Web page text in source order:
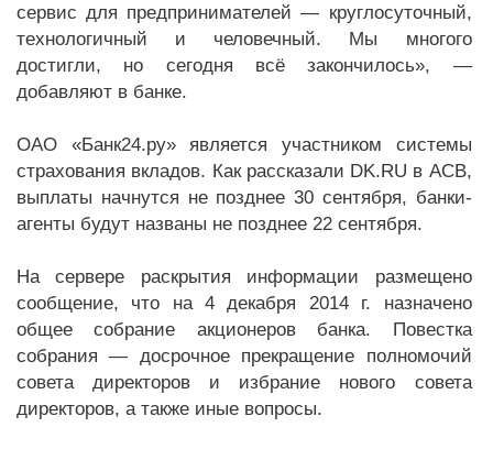
сервис для предпринимателей — круглосуточный,
технологичный и человечный. Мы многого
достигли, но сегодня всё закончилось», —
добавляют в банке.
ОАО «Банк24.ру» является участником системы
страхования вкладов. Как рассказали DK.RU в АСВ,
выплаты начнутся не позднее 30 сентября, банки-
агенты будут названы не позднее 22 сентября.
На сервере раскрытия информации размещено
сообщение, что на 4 декабря 2014 г. назначено
общее собрание акционеров банка. Повестка
собрания — досрочное прекращение полномочий
совета директоров и избрание нового совета
директоров, а также иные вопросы.